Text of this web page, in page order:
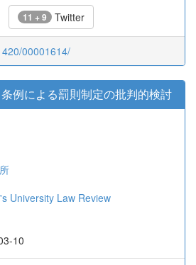
11 + 9 Twitter
00001614/
条例による罰則制定の批判的検討
University Law Review
10